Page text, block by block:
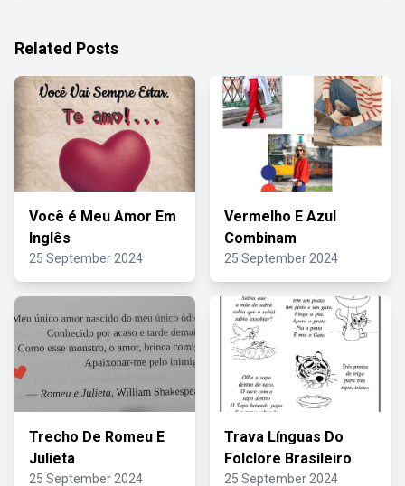
Related Posts
Você é Meu Amor Em
Inglês
25 September 2024
Vermelho E Azul
Combinam
25 September 2024
Trecho De Romeu E
Julieta
25 September 2024
Trava Línguas Do
Folclore Brasileiro
25 September 2024